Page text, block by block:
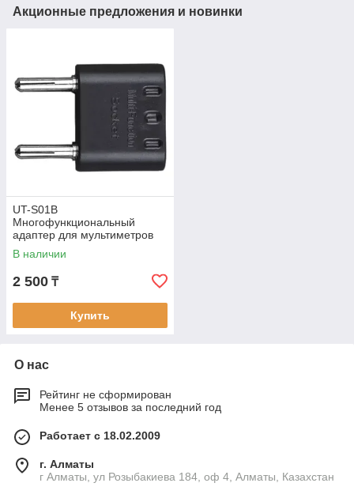
Акционные предложения и новинки
UT-S01B
Многофункциональный
адаптер для мультиметров
В наличии
2 500 ₸
Купить
О нас
Рейтинг не сформирован
Менее 5 отзывов за последний год
Работает с 18.02.2009
г. Алматы
г Алматы, ул Розыбакиева 184, оф 4, Алматы, Казахстан